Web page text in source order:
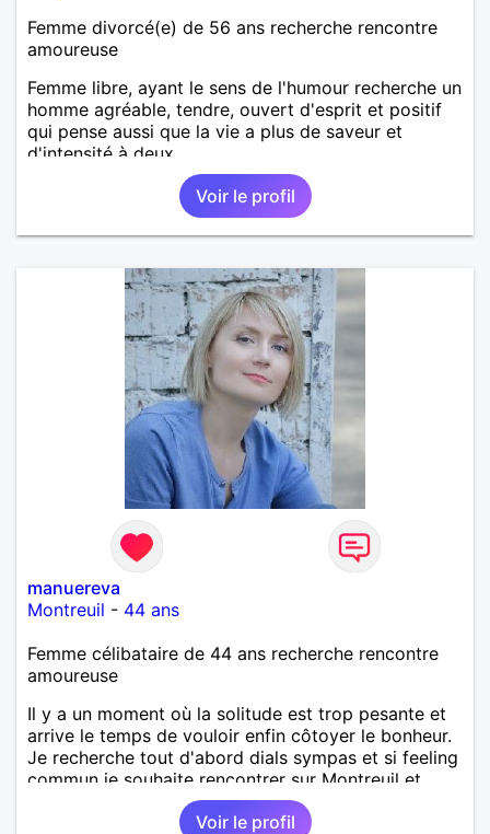
Femme divorcé(e) de 56 ans recherche rencontre
amoureuse
Femme libre, ayant le sens de l'humour recherche un
homme agréable, tendre, ouvert d'esprit et positif
qui pense aussi que la vie a plus de saveur et
d'intensité à deux.
Voir le profil
manuereva
Montreuil - 44 ans
Femme célibataire de 44 ans recherche rencontre
amoureuse
Il y a un moment où la solitude est trop pesante et
arrive le temps de vouloir enfin côtoyer le bonheur.
Je recherche tout d'abord dials sympas et si feeling
commun je souhaite rencontrer sur Montreuil et
secteur alentours, pourquoi pas.
Voir le profil